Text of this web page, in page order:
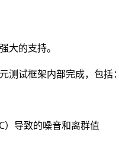
大的支持。
测试框架内部完成，包括：
导致的噪音和离群值